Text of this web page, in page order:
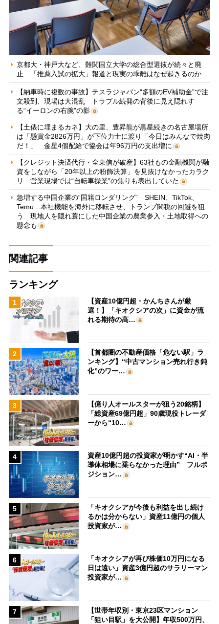
京都大・神戸大など、難関国立大学の総合型選抜が続々と廃
止 「推薦入試の拡大」報道と現実の乖離はなぜ起きるのか
【納車時に複数の事故】テスラジャパン“多額のEV補助金”で注
文殺到、現場は大混乱 トラブル続発の背後に見え隠れす
る“イーロンの右腕”の影
【土俵に埋まるカネ】大の里、豊昇龍が黒星続きの名古屋場所
は「懸賞金2826万円」が下位力士に渡り「今日はみんなで焼肉
だ！」 金星4個配給で協会は年96万円の支出増に
【クレジット決済代行・全東信が破産】63社もの金融機関が融
資をしながら「20年以上の粉飾決算」を見抜けなかったカラク
リ 営業現場では“自転車操業”の焦りも表出していた
急増する中国企業の“国籍ロンダリング” SHEIN、TikTok、
Temu…本社機能を海外に移転させ、トランプ関税の回避を狙
う 現地人を隠れ蓑にした中国企業の農業参入・土地取得への
懸念も
関連記事
ランキング
1
【資産10億円超・かんちさんが厳
選！】「キオクシアの次」に資金が流
れる期待の高…
2
【首都圏の不動産価格「危ない駅」ラ
ンキング】“中古マンション売れ行き鈍
化”のワー…
3
【億り人オールスターが狙う20銘柄】
「総資産69億円超」90歳現役トレーダ
ーから“10…
4
資産10億円超の投資家が明かす“AI・半
導体相場に乗らなかった理由” フルポ
ジション…
5
「キオクシアが今後も利益を出し続け
るかは分からない」資産11億円の個人
投資家が…
6
「キオクシアが再び株価10万円になる
日は遠い」資産3億円超のサラリーマン
投資家が…
7
【世帯年収別・東京23区マンション
「狙い目駅」を大公開】年収500万円、